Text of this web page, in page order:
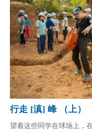
行走 [滇] 峰 （上）
望着这些同学在球场上，